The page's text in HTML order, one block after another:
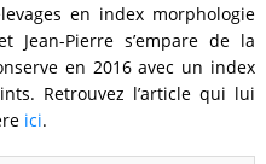
en index morphologie
Jean-Pierre s’empare de la
en 2016 avec un index
Retrouvez l’article qui lui
ici.